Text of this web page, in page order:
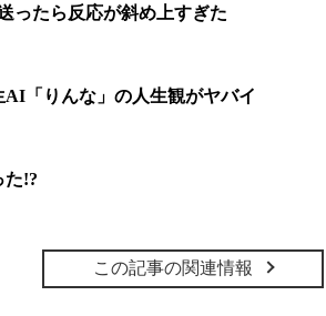
ったら反応が斜め上すぎた
「りんな」の人生観がヤバイ
た!?
この記事の関連情報